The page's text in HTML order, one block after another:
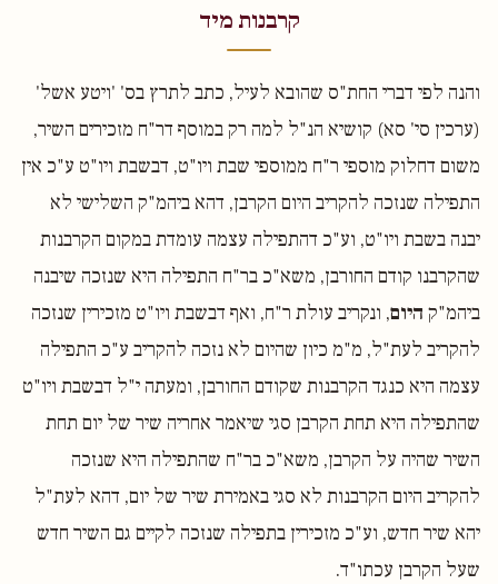
קרבנות מיד
והנה לפי דברי החת"ס שהובא לעיל, כתב לתרץ בס' 'ויטע אשל'
(ערכין סי' סא) קושיא הנ"ל למה רק במוסף דר"ח מזכירים השיר,
משום דחלוק מוספי ר"ח ממוספי שבת ויו"ט, דבשבת ויו"ט ע"כ אין
התפילה שנזכה להקריב היום הקרבן, דהא ביהמ"ק השלישי לא
יבנה בשבת ויו"ט, וע"כ דהתפילה עצמה עומדת במקום הקרבנות
שהקרבנו קודם החורבן, משא"כ בר"ח התפילה היא שנזכה שיבנה
ביהמ"ק היום, ונקריב עולת ר"ח, ואף דבשבת ויו"ט מזכירין שנזכה
להקריב לעת"ל, מ"מ כיון שהיום לא נזכה להקריב ע"כ התפילה
עצמה היא כנגד הקרבנות שקודם החורבן, ומעתה י"ל דבשבת ויו"ט
שהתפילה היא תחת הקרבן סגי שיאמר אחריה שיר של יום תחת
השיר שהיה על הקרבן, משא"כ בר"ח שהתפילה היא שנזכה
להקריב היום הקרבנות לא סגי באמירת שיר של יום, דהא לעת"ל
יהא שיר חדש, וע"כ מזכירין בתפילה שנזכה לקיים גם השיר חדש
שעל הקרבן עכתו"ד.